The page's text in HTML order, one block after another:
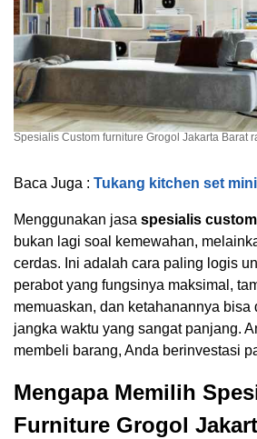
Spesialis Custom furniture Grogol Jakarta Barat
Baca Juga : Tukang kitchen set
Menggunakan jasa spesialis
bukan lagi soal kemewahan,
cerdas. Ini adalah cara paling logis
perabot yang fungsinya maksimal,
memuaskan, dan ketahanannya bisa
jangka waktu yang sangat panjang.
membeli barang, Anda berinvestasi
Mengapa Memilih
Furniture Grogol